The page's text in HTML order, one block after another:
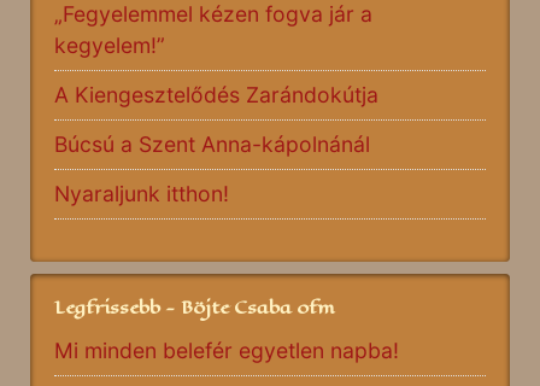
„Fegyelemmel kézen fogva jár a
kegyelem!”
A Kiengesztelődés Zarándokútja
Búcsú a Szent Anna-kápolnánál
Nyaraljunk itthon!
Legfrissebb - Böjte Csaba ofm
Mi minden belefér egyetlen napba!